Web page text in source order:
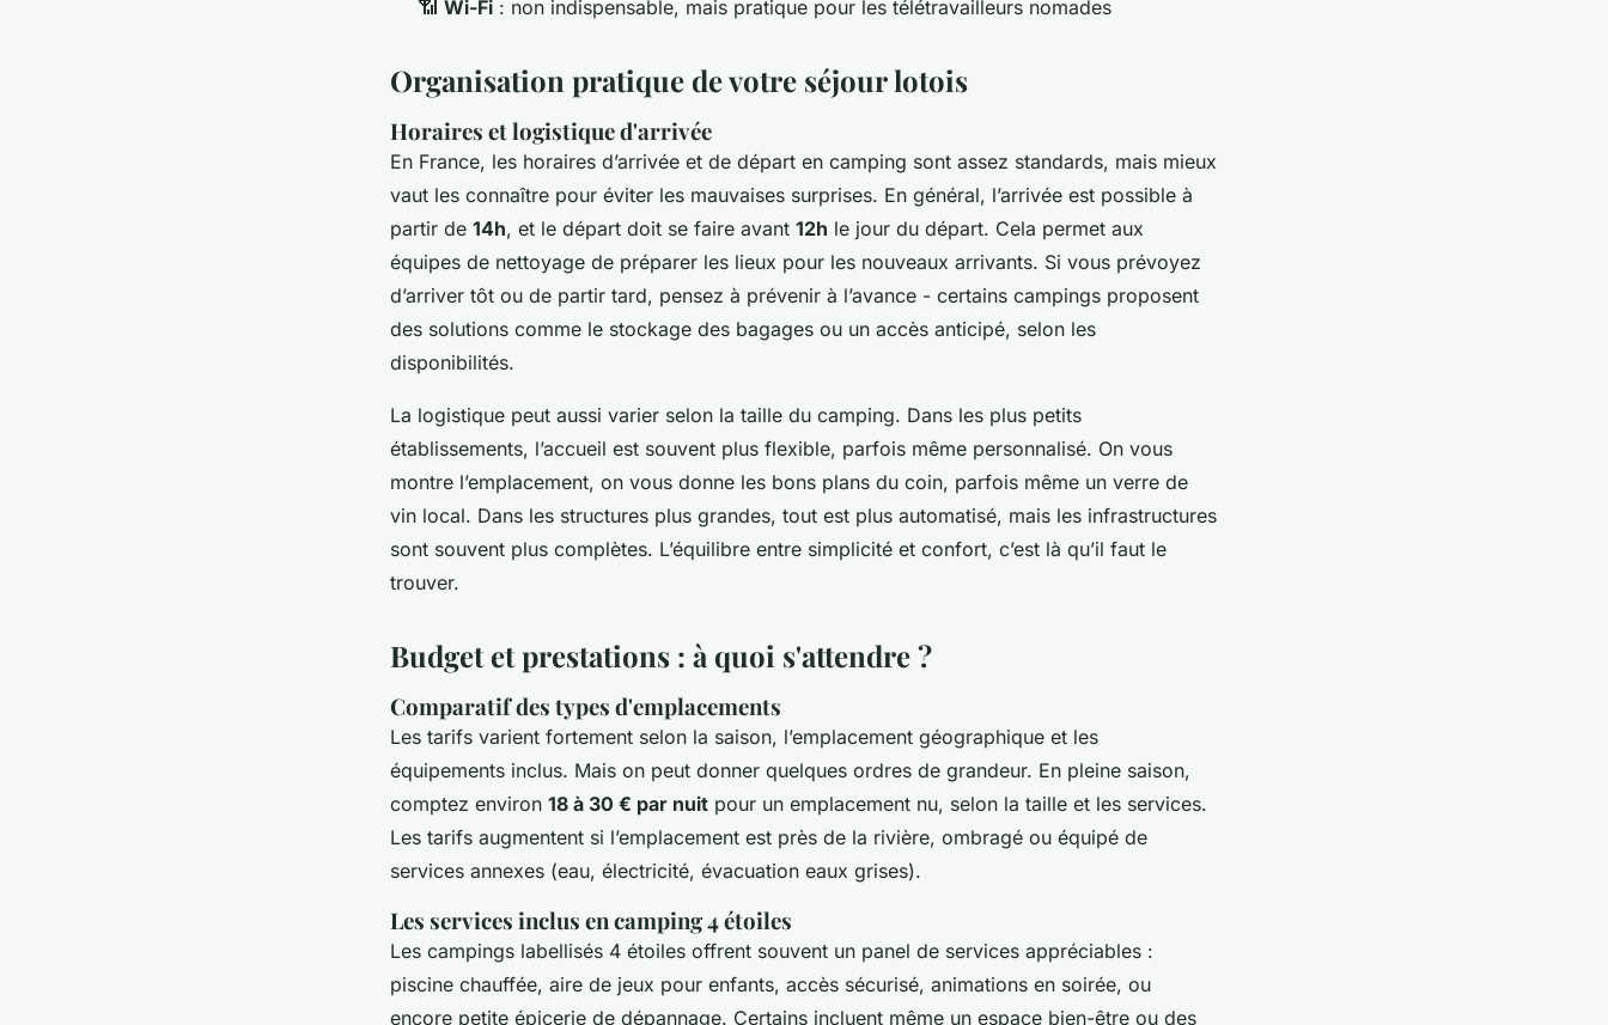
📶 Wi-Fi : non indispensable, mais pratique pour les télétravailleurs nomades
Organisation pratique de votre séjour lotois
Horaires et logistique d'arrivée
En France, les horaires d’arrivée et de départ en camping sont assez standards, mais mieux
vaut les connaître pour éviter les mauvaises surprises. En général, l’arrivée est possible à
partir de 14h, et le départ doit se faire avant 12h le jour du départ. Cela permet aux
équipes de nettoyage de préparer les lieux pour les nouveaux arrivants. Si vous prévoyez
d’arriver tôt ou de partir tard, pensez à prévenir à l’avance - certains campings proposent
des solutions comme le stockage des bagages ou un accès anticipé, selon les
disponibilités.
La logistique peut aussi varier selon la taille du camping. Dans les plus petits
établissements, l’accueil est souvent plus flexible, parfois même personnalisé. On vous
montre l’emplacement, on vous donne les bons plans du coin, parfois même un verre de
vin local. Dans les structures plus grandes, tout est plus automatisé, mais les infrastructures
sont souvent plus complètes. L’équilibre entre simplicité et confort, c’est là qu’il faut le
trouver.
Budget et prestations : à quoi s'attendre ?
Comparatif des types d'emplacements
Les tarifs varient fortement selon la saison, l’emplacement géographique et les
équipements inclus. Mais on peut donner quelques ordres de grandeur. En pleine saison,
comptez environ 18 à 30 € par nuit pour un emplacement nu, selon la taille et les services.
Les tarifs augmentent si l’emplacement est près de la rivière, ombragé ou équipé de
services annexes (eau, électricité, évacuation eaux grises).
Les services inclus en camping 4 étoiles
Les campings labellisés 4 étoiles offrent souvent un panel de services appréciables :
piscine chauffée, aire de jeux pour enfants, accès sécurisé, animations en soirée, ou
encore petite épicerie de dépannage. Certains incluent même un espace bien-être ou des